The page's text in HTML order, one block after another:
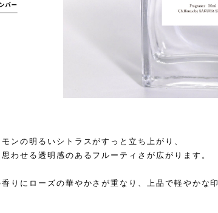
ンの明るいシトラスがすっと立ち上がり、
わせる透明感のあるフルーティさが広がります。
りにローズの華やかさが重なり、上品で軽やかな印